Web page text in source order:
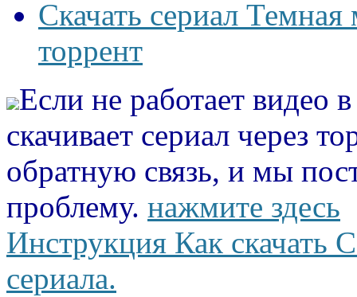
Скачать сериал Темная
торрент
Если не работает видео
скачивает сериал через
обратную связь, и мы
проблему. нажмите здесь
Инструкция Как скачать
сериала.